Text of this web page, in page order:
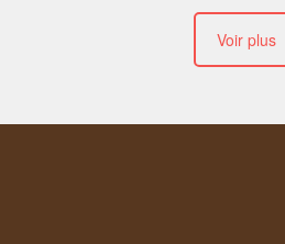
Voir plus